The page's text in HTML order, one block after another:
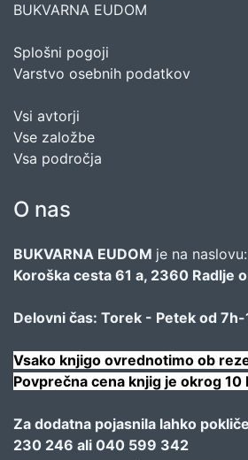
BUKVARNA EUDOM
Splošni pogoji
Varstvo osebnih podatkov
Vsi avtorji
Vse založbe
Vsa področja
O nas
BUKVARNA EUDOM je na naslovu:
Koroška cesta 61 a, 2360 Radlje
Delovni čas: Torek - Petek od 7h-
Vsako knjigo ovrednotimo ob
Povprečna cena knjig je okrog 10
Za dodatna pojasnila lahko
230 246 ali 040 599 342